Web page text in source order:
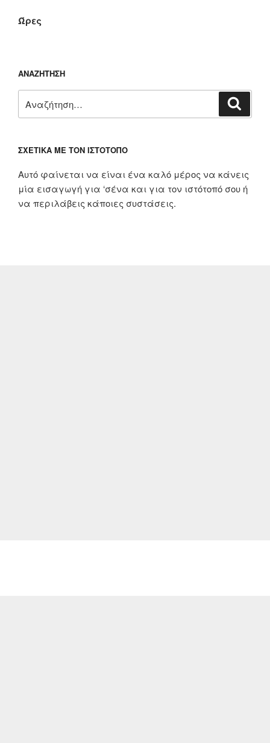
Ώρες
ΑΝΑΖΉΤΗΣΗ
για:
ΣΧΕΤΙΚΆ ΜΕ ΤΟΝ ΙΣΤΌΤΟΠΟ
Αυτό φαίνεται να είναι ένα καλό μέρος να κάνεις
μία εισαγωγή για ‘σένα και για τον ιστότοπό σου ή
να περιλάβεις κάποιες συστάσεις.